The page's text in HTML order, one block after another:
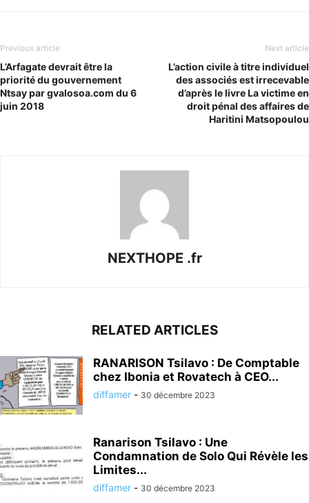
Previous article
L’Arfagate devrait être la
priorité du gouvernement
Ntsay par gvalosoa.com du 6
juin 2018
Next article
L’action civile à titre individuel
des associés est irrecevable
d’après le livre La victime en
droit pénal des affaires de
Haritini Matsopoulou
NEXTHOPE .fr
RELATED ARTICLES
RANARISON Tsilavo : De Comptable
chez Ibonia et Rovatech à CEO...
diffamer - 30 décembre 2023
Ranarison Tsilavo : Une
Condamnation de Solo Qui Révèle les
Limites...
diffamer - 30 décembre 2023